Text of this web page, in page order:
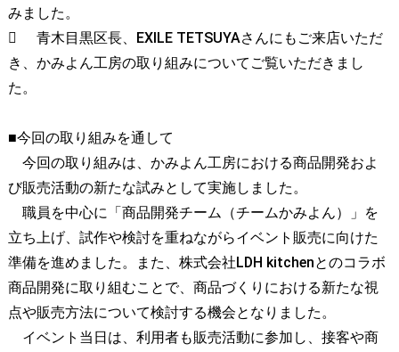
みました。

青木目黒区長、EXILE TETSUYAさんにもご来店いただ
き、かみよん工房の取り組みについてご覧いただきまし
た。
■今回の取り組みを通して
今回の取り組みは、かみよん工房における商品開発およ
び販売活動の新たな試みとして実施しました。
職員を中心に「商品開発チーム（チームかみよん）」を
立ち上げ、試作や検討を重ねながらイベント販売に向けた
準備を進めました。また、株式会社LDH kitchenとのコラボ
商品開発に取り組むことで、商品づくりにおける新たな視
点や販売方法について検討する機会となりました。
イベント当日は、利用者も販売活動に参加し、接客や商